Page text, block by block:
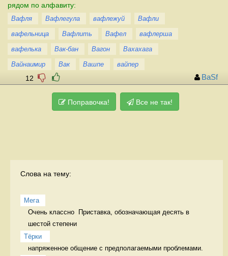
рядом по алфавиту:
Вафля Вафлегула вафлежуй
Вафли
вафельница
Вафлить Вафел
вафлерша
вафелька
Вак-бан Вагон
Вахахага
Вайнаимир
Вак Вашпе вайпер
12 BaSf
Поправочка! Все не так!
Слова на тему:
Мега
Очень классно  Приставка, обозначающая десять в
шестой степени
Тёрки
напряженное общение с предполагаемыми проблемами.